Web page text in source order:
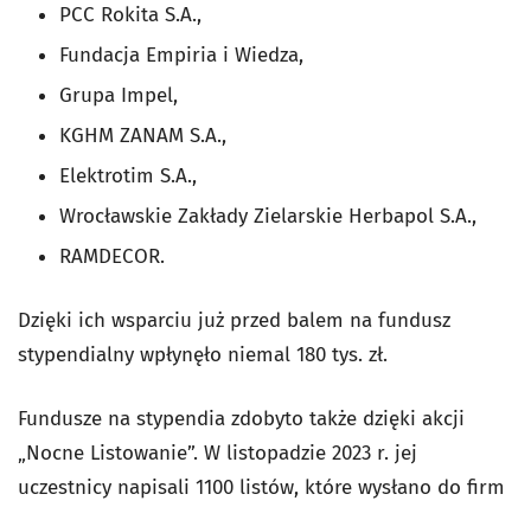
PCC Rokita S.A.,
Fundacja Empiria i Wiedza,
Grupa Impel,
KGHM ZANAM S.A.,
Elektrotim S.A.,
Wrocławskie Zakłady Zielarskie Herbapol S.A.,
RAMDECOR.
Dzięki ich wsparciu już przed balem na fundusz
stypendialny wpłynęło niemal 180 tys. zł.
Fundusze na stypendia zdobyto także dzięki akcji
„Nocne Listowanie”. W listopadzie 2023 r. jej
uczestnicy napisali 1100 listów, które wysłano do firm